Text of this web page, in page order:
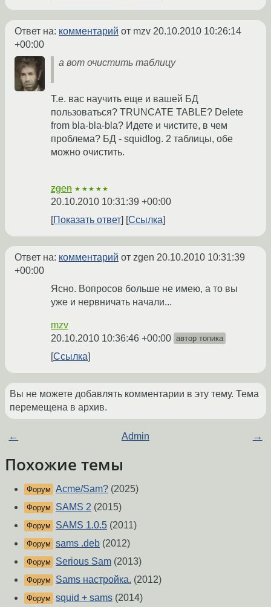
Ответ на: комментарий от mzv 20.10.2010 10:26:14
+00:00
а вот очистить таблицу
Т.е. вас научить еще и вашей БД
пользоваться? TRUNCATE TABLE? Delete
from bla-bla-bla? Идете и чистите, в чем
проблема? БД - squidlog. 2 таблицы, обе
можно очистить.
zgen ★★★★★
20.10.2010 10:31:39 +00:00
Показать ответ
Ссылка
Ответ на: комментарий от zgen 20.10.2010 10:31:39
+00:00
Ясно. Вопросов больше не имею, а то вы
уже и нервничать начали...
mzv
20.10.2010 10:36:46 +00:00 автор топика
Ссылка
Вы не можете добавлять комментарии в эту тему. Тема
перемещена в архив.
← Admin →
Похожие темы
Форум Acme/Sam? (2025)
Форум SAMS 2 (2015)
Форум SAMS 1.0.5 (2011)
Форум sams .deb (2012)
Форум Serious Sam (2013)
Форум Sams настройка. (2012)
Форум squid + sams (2014)